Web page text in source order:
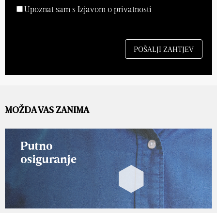
Upoznat sam s Izjavom o privatnosti
MOŽDA VAS ZANIMA